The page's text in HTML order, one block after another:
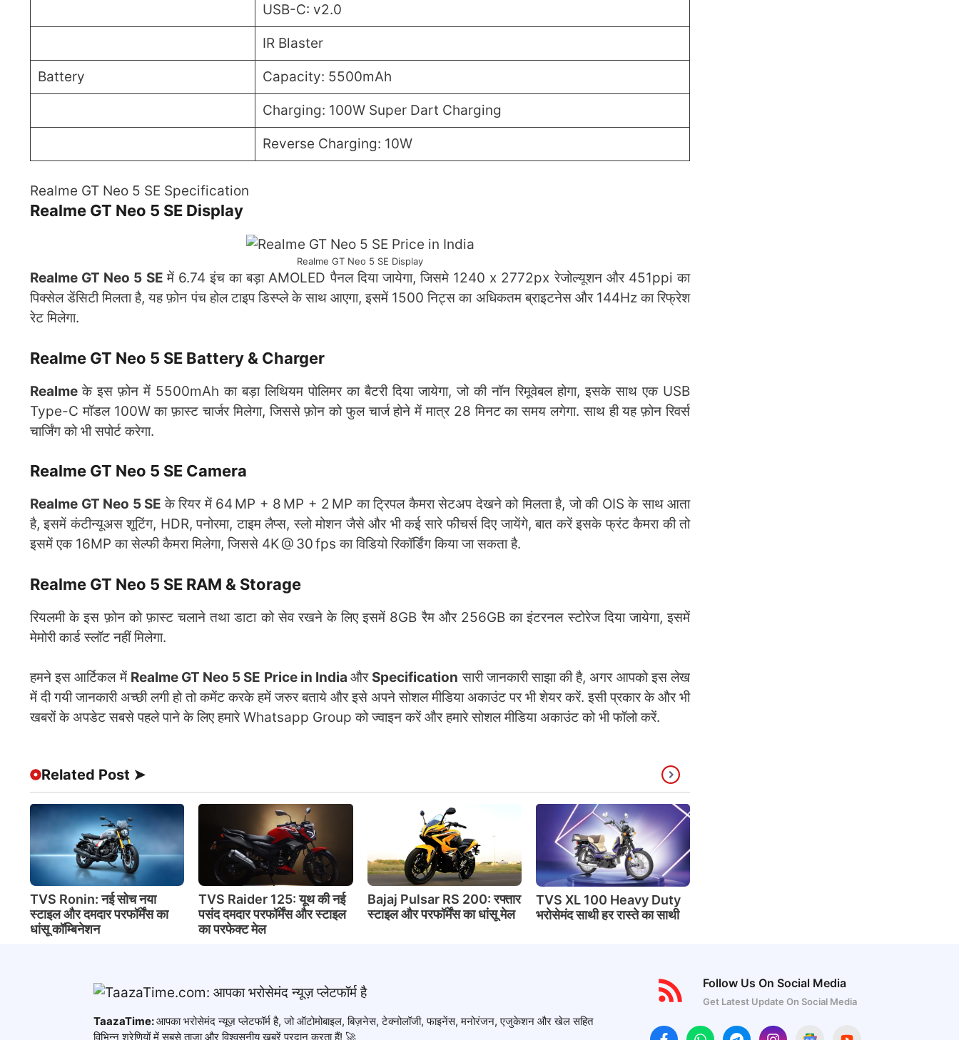
USB-C: v2.0
IR Blaster
Battery Capacity: 5500mAh
Charging: 100W Super Dart Charging
Reverse Charging: 10W
Realme GT Neo 5 SE Specification
Realme GT Neo 5 SE Display
Realme GT Neo 5 SE Display
Realme GT Neo 5 SEमें 6.74 इंच का बड़ा AMOLED पैनल दिया जायेगा, जिसमे 1240 x 2772px रेजोल्यूशन और 451ppi का
पिक्सेल डेंसिटी मिलता है, यह फ़ोन पंच होल टाइप डिस्प्ले के साथ आएगा, इसमें 1500 निट्स का अधिकतम ब्राइटनेस और 144Hz का रिफ्रेश
रेट मिलेगा.
Realme GT Neo 5 SE Battery & Charger
Realmeके इस फ़ोन में 5500mAh का बड़ा लिथियम पोलिमर का बैटरी दिया जायेगा, जो की नॉन रिमूवेबल होगा, इसके साथ एक USB
Type-C मॉडल 100W का फ़ास्ट चार्जर मिलेगा, जिससे फ़ोन को फुल चार्ज होने में मात्र 28 मिनट का समय लगेगा. साथ ही यह फ़ोन रिवर्स
चार्जिंग को भी सपोर्ट करेगा.
Realme GT Neo 5 SE Camera
Realme GT Neo 5 SEके रियर में 64 MP + 8 MP + 2 MP का ट्रिपल कैमरा सेटअप देखने को मिलता है, जो की OIS के साथ आता
है, इसमें कंटीन्यूअस शूटिंग, HDR, पनोरमा, टाइम लैप्स, स्लो मोशन जैसे और भी कई सारे फीचर्स दिए जायेंगे, बात करें इसके फ्रंट कैमरा की तो
इसमें एक 16MP का सेल्फी कैमरा मिलेगा, जिससे 4K @ 30 fps का विडियो रिकॉर्डिंग किया जा सकता है.
Realme GT Neo 5 SE RAM & Storage
रियलमी के इस फ़ोन को फ़ास्ट चलाने तथा डाटा को सेव रखने के लिए इसमें 8GB रैम और 256GB का इंटरनल स्टोरेज दिया जायेगा, इसमें
मेमोरी कार्ड स्लॉट नहीं मिलेगा.
हमने इस आर्टिकल में Realme GT Neo 5 SE Price in Indiaऔर Specification सारी जानकारी साझा की है, अगर आपको इस लेख
में दी गयी जानकारी अच्छी लगी हो तो कमेंट करके हमें जरुर बताये और इसे अपने सोशल मीडिया अकाउंट पर भी शेयर करें. इसी प्रकार के और भी
खबरों के अपडेट सबसे पहले पाने के लिए हमारे Whatsapp Group को ज्वाइन करें और हमारे सोशल मीडिया अकाउंट को भी फॉलो करें.
Related Post ➤
TVS Ronin: नई सोच नया
स्टाइल और दमदार परफॉर्मेंस का
धांसू कॉम्बिनेशन
TVS Raider 125: यूथ की नई
पसंद दमदार परफॉर्मेंस और स्टाइल
का परफेक्ट मेल
Bajaj Pulsar RS 200: रफ्तार
स्टाइल और परफॉर्मेंस का धांसू मेल
TVS XL 100 Heavy Duty
भरोसेमंद साथी हर रास्ते का साथी
TaazaTime:आपका भरोसेमंद न्यूज़ प्लेटफॉर्म है, जो ऑटोमोबाइल, बिज़नेस, टेक्नोलॉजी, फाइनेंस, मनोरंजन, एजुकेशन और खेल सहित
विभिन्न श्रेणियों में सबसे ताज़ा और विश्वसनीय खबरें प्रदान करता हैं! 🚀
Follow Us On Social Media
Get Latest Update On Social Media